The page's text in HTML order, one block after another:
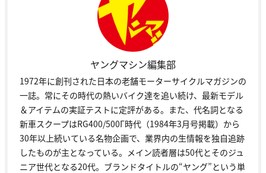
ヤングマシン編集部
1972年に創刊された日本の老舗モーターサイクルマガジンの
一誌。常にその時代の熱いバイク達を追い続け、最新モデル
＆アイテムの実証テストに定評がある。また、代名詞となる
新車スクープはRG400/500Γ時代（1984年3月号掲載）から
30年以上続いている名物企画で、業界内の生情報を独自追跡
したものが主となっている。メイン読者層は50代とそのジュ
ニア世代となる20代。ブランドタイトルの“ヤング”という単